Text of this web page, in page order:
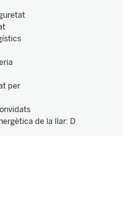
per
de la llar: D